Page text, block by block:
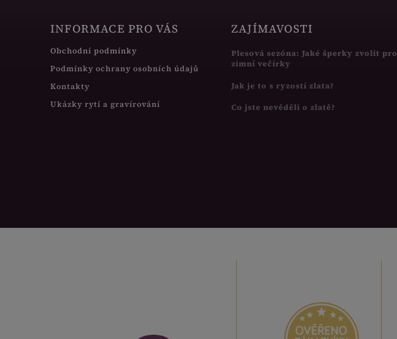
INFORMACE PRO VÁS
Obchodní podmínky
Podmínky ochrany osobních údajů
Kontakty
Ukázky rytí a gravírování
ZAJÍMAVOSTI
Plesová sezóna: Jaké šperky zvolit pro
zimní večírky
Jak je to s ryzostí zlata?
Co jste nevěděli o zlatě?